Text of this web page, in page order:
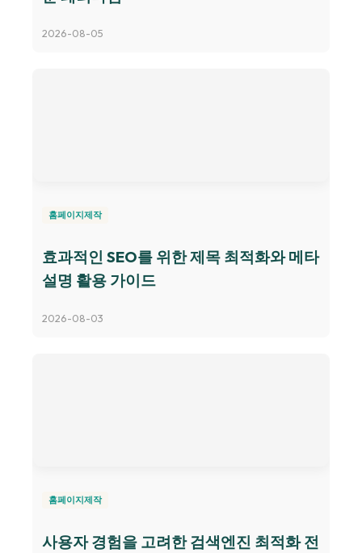
2026-08-05
홈페이지제작
효과적인 SEO를 위한 제목 최적화와 메타
설명 활용 가이드
2026-08-03
홈페이지제작
사용자 경험을 고려한 검색엔진 최적화 전